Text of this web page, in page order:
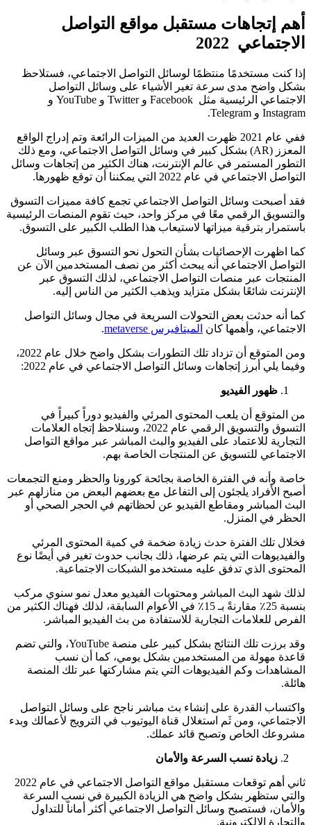
أهم إتجاهات مستقبل مواقع التواصل
الاجتماعي 2022
إذا كنت مستخدمًا منتظمًا لوسائل التواصل الاجتماعي، فستلاحظ
بشكل واضح مدى سرعة تغير الأشياء على وسائل التواصل
الاجتماعي الرئيسية مثل Facebook و Twitter و YouTube و
Instagram و Telegram.
ففي عام 2021 ظهرت العديد من الميزات الرائعة وتم إدراج الواقع
المعزز (AR) بشكل كبير في وسائل التواصل الاجتماعي، ومع ذلك
التطور المستمر في عالم الإنترنت، هناك الكثير من إتجاهات وسائل
التواصل الاجتماعي في عام 2022 التي يمكننا أن توقع ظهورها.
فقد أصبحت وسائل التواصل الاجتماعي تجمع كافة مميزات التسوق
والتسويق الرقمي معًا في مركز واحد، حيث تقوم المنصات الرئيسية
باستمرار بترقية ميزاتها لاستيعاب هذا الطلب الكبير على التسوق.
كما اظهرت الإحصائيات بشأن التحول نحو التسوق عبر وسائل
التواصل الاجتماعي أنه يبحث أكثر من نصف المستخدمين الآن عن
المنتجات عبر منصات التواصل الاجتماعي، لذلك التسوق عبر
الإنترنت شائعًا بشكل متزايد ويذهب الكثير من الناس إليه.
كما أنه حدثت بعض التحولات السريعة في مجال وسائل التواصل
الاجتماعي، وأهمها كان الميتافيرس metaverse .
ومن المتوقع أن تزداد تلك التطورات بشكل واضح خلال عام 2022،
وفيما يلي أبرز إتجاهات وسائل التواصل الاجتماعي في عام 2022:
ظهور الفيديو
من المتوقع أن يلعب المحتوى المرئي والفيديو دوراً كبيراً في
التسوق والتسويق الرقمي عام 2022، وسنلاحظ إتجاه العلامات
التجارية للاعتماد على الفيديو والبث المباشر عبر مواقع التواصل
الاجتماعي للتسويق عن المنتجات الخاصة بهم.
خاصة وأنه في الفترة الخاصة بجائحة كورونا والحظر ومنع التجمعات
أصبح الأفراد يلجئون إلى التفاعل مع بعضهم البعض من منازلهم عبر
البث المباشر ومقاطع الفيديو عن لحظاتهم في الحجر الصحي أو
الحظر في المنزل.
فخلال تلك الفترة حدث زيادة ضخمة في كمية المحتوى المرئي
والفيديوهات التي يتم عرضها، ذلك بجانب حدوث تغير في أيضًا نوع
المحتوى الذي تدفق عليه مستخدمو الشبكات الاجتماعية.
لذلك شهد البث المباشر ومحتويات الفيديو معدل نمو سنوي مركب
بنسبة 25٪ مقارنةً بـ 15٪ في الأعوام السابقة، لذلك فهناك الكثير من
الفرص للعلامات التجارية للاستفادة من بث الفيديو المباشر.
وقد برزت تلك النتائج بشكل كبير على منصة YouTube، والتي تضم
قاعدة مهولة من المستخدمين بشكل يومي، كما أن نسب
المشاهدات وكم الفيديوهات التي يتم مشاركتها عبر تلك المنصة
هائلة.
واكتساب القدرة على إنشاء بث مباشر ناجح على وسائل التواصل
الاجتماعي، ومن ثَم استغلال قناة اليوتيوب في الترويج لأعمالك وبدء
مشروعك الخاص وتصبح قائد عملك.
زيادة نسب السرعة والأمان
ثاني أهم توقعات مستقبل مواقع التواصل الاجتماعي في عام 2022
والتي ستظهر بشكل واضح هي الزيادة الكبيرة في نسب السرعة
والأمان، فستصبح وسائل التواصل الاجتماعي أكثر أماناً للتداول
والتجارة الإلكترونية.